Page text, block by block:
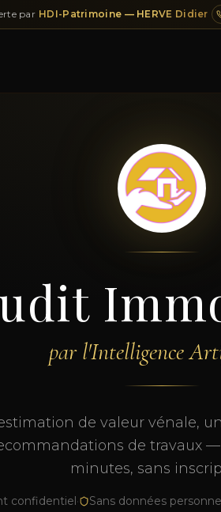
par HDI-Patrimoine — HERVE Didier
par l'Intelligence
de valeur vénale,
de travaux
minutes, sans
confidentiel· Sans données